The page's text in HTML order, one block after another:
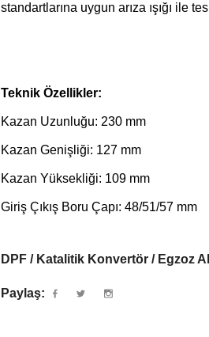
standartlarına uygun arıza ışığı ile
Teknik Özellikler:
Kazan Uzunluğu: 230 mm
Kazan Genişliği: 127 mm
Kazan Yüksekliği: 109 mm
Giriş Çıkış Boru Çapı: 48/51/57 mm
DPF / Katalitik Konvertör / Egzoz
Paylaş: